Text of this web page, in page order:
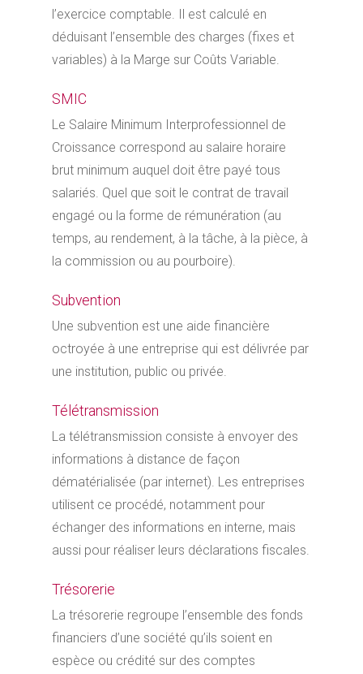
l’exercice comptable. Il est calculé en
déduisant l’ensemble des charges (fixes et
variables) à la Marge sur Coûts Variable.
SMIC
Le Salaire Minimum Interprofessionnel de
Croissance correspond au salaire horaire
brut minimum auquel doit être payé tous
salariés. Quel que soit le contrat de travail
engagé ou la forme de rémunération (au
temps, au rendement, à la tâche, à la pièce, à
la commission ou au pourboire).
Subvention
Une subvention est une aide financière
octroyée à une entreprise qui est délivrée par
une institution, public ou privée.
Télétransmission
La télétransmission consiste à envoyer des
informations à distance de façon
dématérialisée (par internet). Les entreprises
utilisent ce procédé, notamment pour
échanger des informations en interne, mais
aussi pour réaliser leurs déclarations fiscales.
Trésorerie
La trésorerie regroupe l’ensemble des fonds
financiers d’une société qu’ils soient en
espèce ou crédité sur des comptes